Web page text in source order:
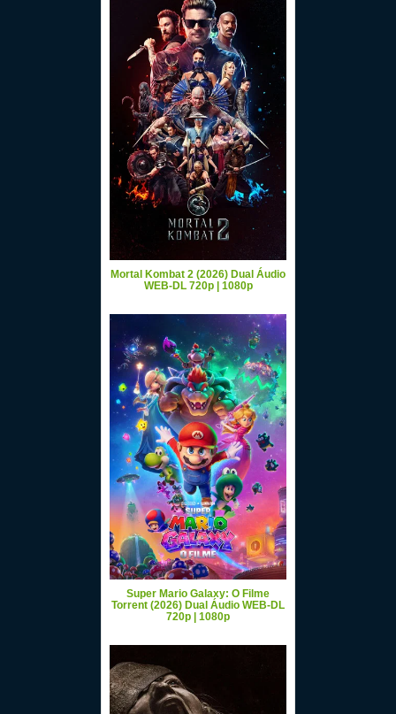
Mortal Kombat 2 (2026) Dual Áudio
WEB-DL 720p | 1080p
Super Mario Galaxy: O Filme
Torrent (2026) Dual Áudio WEB-DL
720p | 1080p